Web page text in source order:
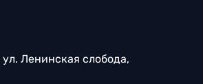
ул. Ленинская слобода,